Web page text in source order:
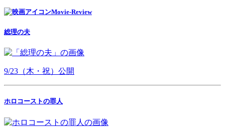
Movie-Review
総理の夫
9/23（木・祝）公開
ホロコーストの罪人